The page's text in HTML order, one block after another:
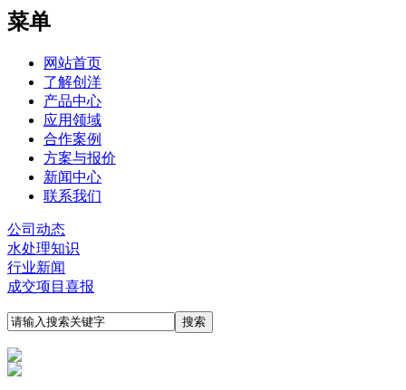
菜单
网站首页
了解创洋
产品中心
应用领域
合作案例
方案与报价
新闻中心
联系我们
公司动态
水处理知识
行业新闻
成交项目喜报